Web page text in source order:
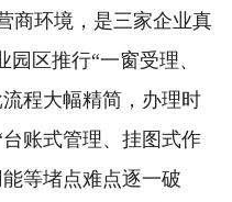
环境，是三家企业真
区推行“一窗受理、
程大幅精简，办理时
账式管理、挂图式作
等堵点难点逐一破